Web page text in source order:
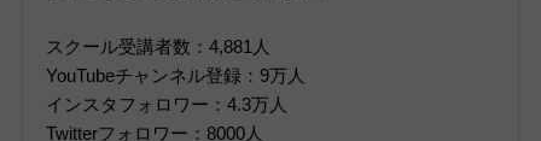
スクール受講者数：4,881人
YouTubeチャンネル登録：9万人
インスタフォロワー：4.3万人
Twitterフォロワー：8000人